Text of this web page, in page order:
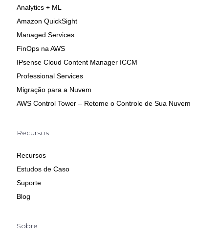
Analytics + ML
Amazon QuickSight
Managed Services
FinOps na AWS
IPsense Cloud Content Manager ICCM
Professional Services
Migração para a Nuvem
AWS Control Tower – Retome o Controle de Sua Nuvem
Recursos
Recursos
Estudos de Caso
Suporte
Blog
Sobre